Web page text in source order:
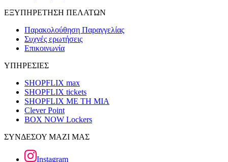
ΕΞΥΠΗΡΕΤΗΣΗ ΠΕΛΑΤΩΝ
Παρακολούθηση Παραγγελίας
Συχνές ερωτήσεις
Επικοινωνία
ΥΠΗΡΕΣΙΕΣ
SHOPFLIX max
SHOPFLIX tickets
SHOPFLIX ΜΕ ΤΗ ΜΙΑ
Clever Point
BOX NOW Lockers
ΣΥΝΔΕΣΟΥ ΜΑΖΙ ΜΑΣ
Instagram